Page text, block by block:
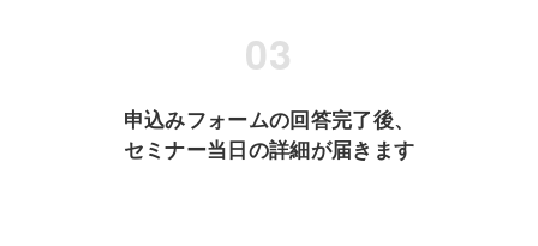
申込みフォームの回答完了後、
セミナー当日の詳細が届きます